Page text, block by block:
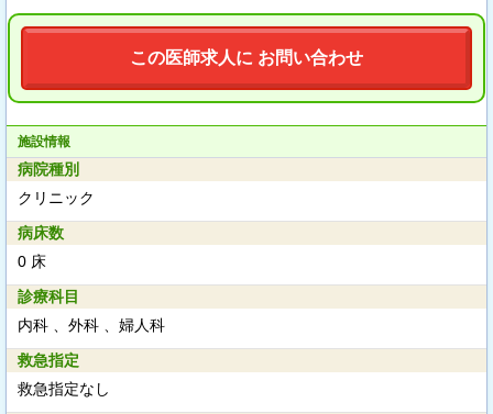
この医師求人に お問い合わせ
施設情報
病院種別
クリニック
病床数
0 床
診療科目
内科 、外科 、婦人科
救急指定
救急指定なし